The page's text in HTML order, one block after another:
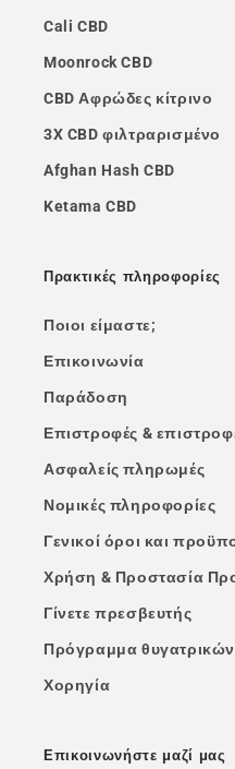
Cali CBD
Moonrock CBD
CBD Αφρώδες κίτρινο
3X CBD φιλτραρισμένο
Afghan Hash CBD
Ketama CBD
Πρακτικές πληροφορίες
Ποιοι είμαστε;
Επικοινωνία
Παράδοση
Επιστροφές &
Ασφαλείς πληρωμές
Νομικές πληροφορίες
Γενικοί όροι και
Χρήση & Προστασία
Γίνετε πρεσβευτής
Πρόγραμμα θυγατρικών
Χορηγία
Επικοινωνήστε μαζί μας